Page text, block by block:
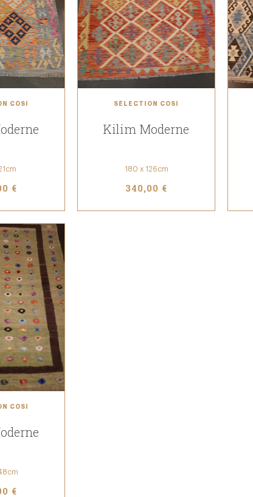
COSI
€
SÉLECTION COSI
Kilim Moderne
180 x 126cm
340,00 €
COSI
€